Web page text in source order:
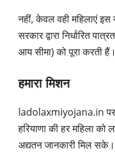
नहीं, केवल वही महिलाएं इस
सरकार द्वारा निर्धारित
आय सीमा) को पूरा करती हैं।
हमारा मिशन
ladolaxmiyojana.in पर,
हरियाणा की हर महिला को
अद्यतन जानकारी मिल